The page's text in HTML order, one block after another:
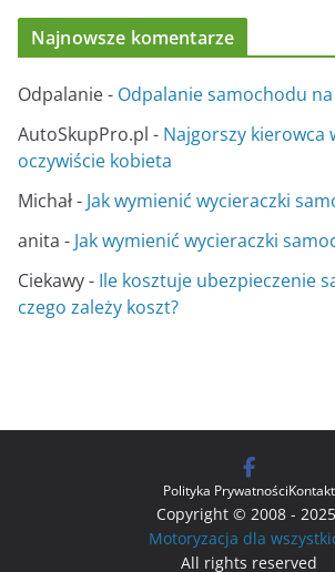
Najnowsze komentarze
Odpalanie- Odpalanie samochodu
AutoSkupPro.pl - Najgorszy kierowca
oczywiście kobieta
Michał- Jak wymienić wycieraczki
anita - Jak wymienić wycieraczki
Ciekawy- Ile kosztuje ubezpieczenie
czego zależy koszt?
Polityka PrywatnościKontakt
Copyright © 2008 - 2025
Motoryzacja dla
All rights reserved